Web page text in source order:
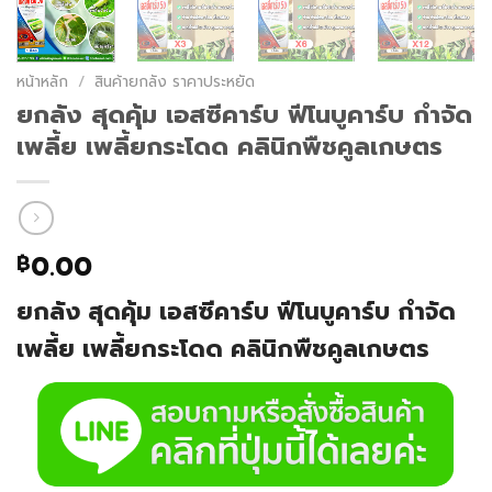
หน้าหลัก / สินค้ายกลัง ราคาประหยัด
ยกลัง สุดคุ้ม เอสซีคาร์บ ฟีโนบูคาร์บ กำจัด
เพลี้ย เพลี้ยกระโดด คลินิกพืชคูลเกษตร
฿0.00
ยกลัง สุดคุ้ม เอสซีคาร์บ ฟีโนบูคาร์บ กำจัด
เพลี้ย เพลี้ยกระโดด คลินิกพืชคูลเกษตร